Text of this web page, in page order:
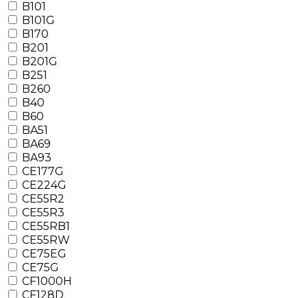
B101
B101G
B170
B201
B201G
B251
B260
B40
B60
BA51
BA69
BA93
CE177G
CE224G
CE55R2
CE55R3
CE55RB1
CE55RW
CE75EG
CE75G
CF1000H
CF128D